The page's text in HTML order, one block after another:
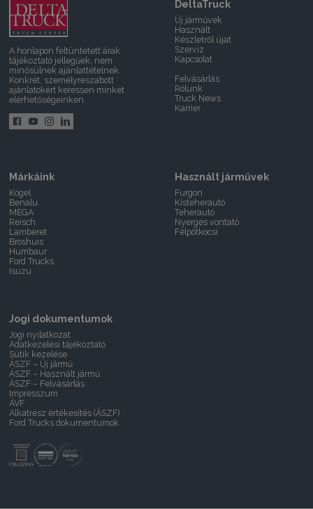
A honlapon feltüntetett árak
tájékoztató jellegűek, nem
minősülnek ajánlattételnek.
Konkrét, személyreszabott
ajánlatokért keressen minket
elérhetőségeinken.
DeltaTruck
Új járművek
Használt
Készletről újat
Szerviz
Kapcsolat
Felvásárlás
Rólunk
Truck News
Karrier
Márkáink
Kögel
Benalu
MEGA
Reisch
Lamberet
Broshuis
Humbaur
Ford Trucks
Isuzu
Használt járművek
Furgon
Kisteherautó
Teherautó
Nyerges vontató
Félpótkocsi
Jogi dokumentumok
Jogi nyilatkozat
Adatkezelési tájékoztató
Sütik kezelése
ÁSZF – Új jármű
ÁSZF – Használt jármű
ÁSZF – Felvásárlás
Impresszum
ÁVF
Alkatrész értékesítés (ÁSZF)
Ford Trucks dokumentumok